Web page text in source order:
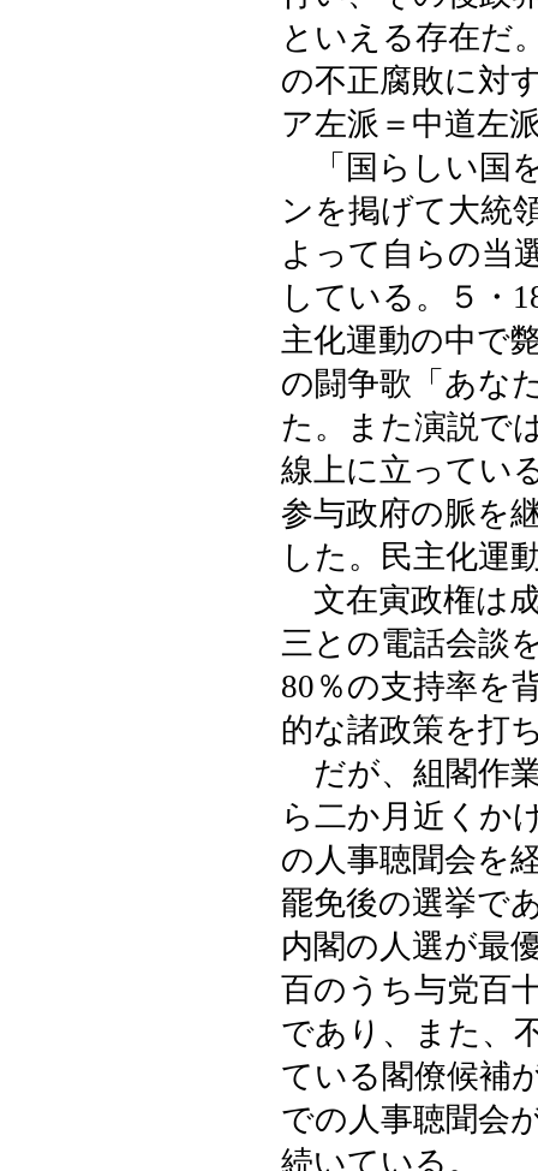
といえる存在だ
の不正腐敗に対
ア左派＝中道左
「国らしい国
ンを掲げて大統
よって自らの当
している。５・
主化運動の中で
の闘争歌「あな
た。また演説で
線上に立ってい
参与政府の脈を
した。民主化運
文在寅政権は
三との電話会談
80％の支持率を
的な諸政策を打
だが、組閣作
ら二か月近くか
の人事聴聞会を
罷免後の選挙で
内閣の人選が最
百のうち与党百
であり、また、
ている閣僚候補
での人事聴聞会
続いている。